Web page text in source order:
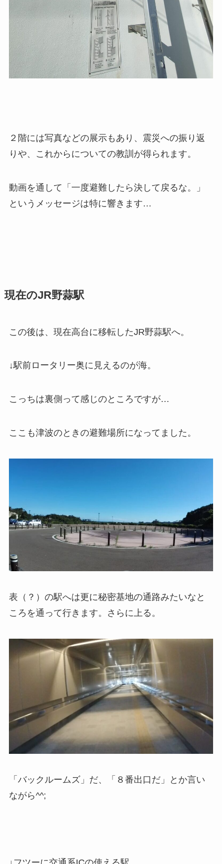
２階には写真などの展示もあり、震災への振り返
りや、これからについての教訓が得られます。
動画を通して「一度避難したら決して戻るな。」
というメッセージは特に響きます…
現在のJR野蒜駅
この後は、現在高台に移転したJR野蒜駅へ。
↓駅前ロータリー奥に見えるのが海。
こっちは裏側って感じのところですが…
ここも津波のときの避難場所になってました。
表（？）の駅へは更に秘密基地の通路みたいなと
ころを通って行きます。さらに上る。
「バックルームズ」だ、「８番出口だ」とか言い
ながら^^;